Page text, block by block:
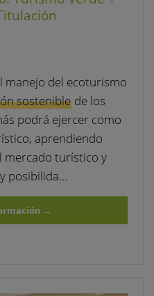
manejo del ecoturismo
sosteniblede los
podrá ejercer como
aprendiendo
mercado turístico y
posibilida…
→